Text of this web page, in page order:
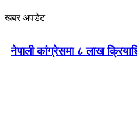
खबर अपडेट
नेपाली कांग्रेसमा ८ लाख